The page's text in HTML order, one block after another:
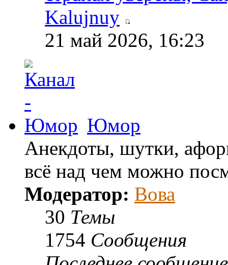
Kalujnuy
21 май 2026, 16:23
Юмор
Анекдоты, шутки,
всё над чем можно
Модератор: Вова
30 Темы
1754 Сообщения